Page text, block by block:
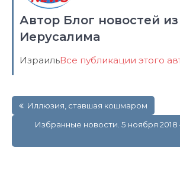
Автор Блог новостей из
Иерусалима
ИзраильВсе публикации этого
по
записям
Иллюзия, ставшая кошмаром
Избранные новости. 5 ноября